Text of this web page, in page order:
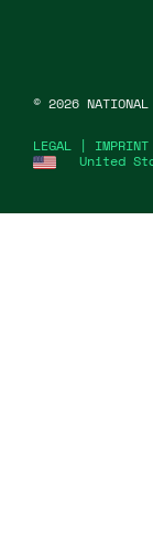
United
LEGAL | IMPRINT
© 2026